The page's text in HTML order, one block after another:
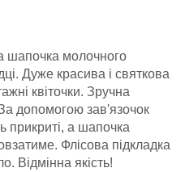
шапочка молочного
Дуже красива і святкова
квіточки. Зручна
допомогою зав'язочок
прикриті, а шапочка
Флісова підкладка
Відмінна якість!